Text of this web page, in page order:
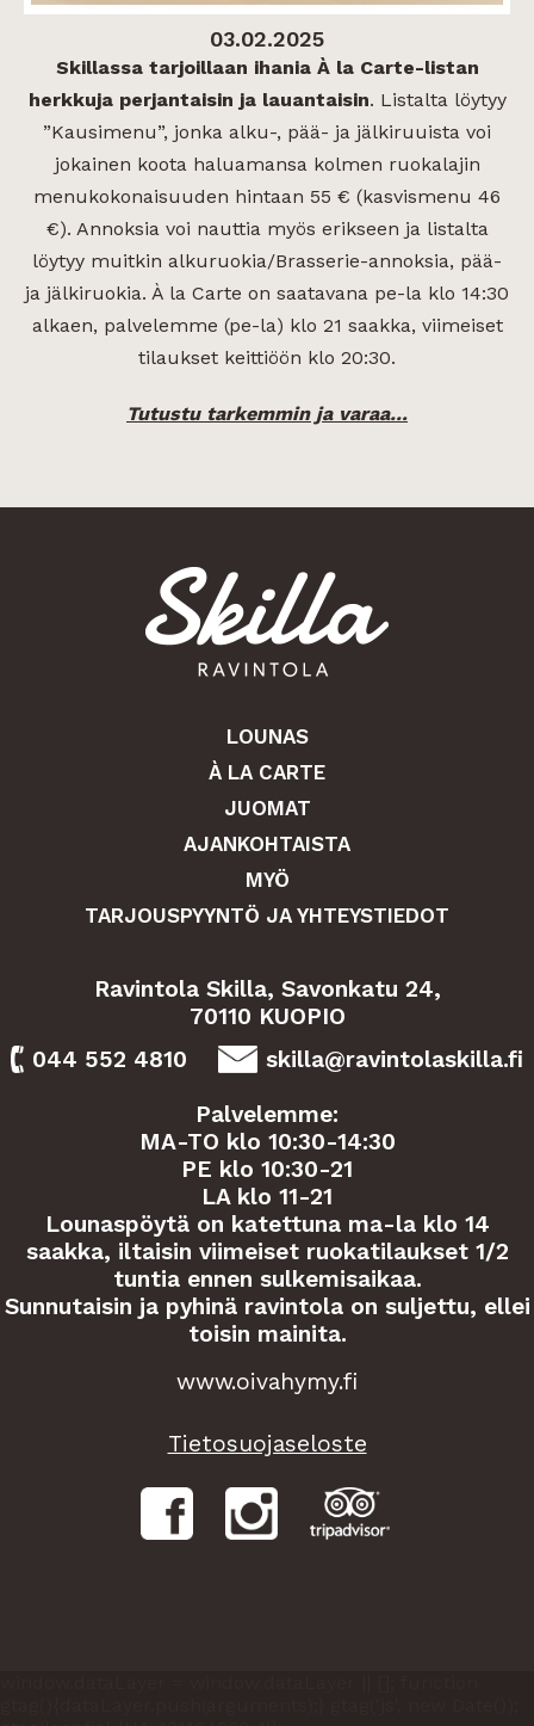
03.02.2025
Skillassa tarjoillaan ihania À la Carte-listan
herkkuja perjantaisin ja lauantaisin. Listalta löytyy
”Kausimenu”, jonka alku-, pää- ja jälkiruuista voi
jokainen koota haluamansa kolmen ruokalajin
menukokonaisuuden hintaan 55 € (kasvismenu 46
€). Annoksia voi nauttia myös erikseen ja listalta
löytyy muitkin alkuruokia/Brasserie-annoksia, pää-
ja jälkiruokia. À la Carte on saatavana pe-la klo 14:30
alkaen, palvelemme (pe-la) klo 21 saakka, viimeiset
tilaukset keittiöön klo 20:30.
Tutustu tarkemmin ja varaa…
LOUNAS
À LA CARTE
JUOMAT
AJANKOHTAISTA
MYÖ
TARJOUSPYYNTÖ JA YHTEYSTIEDOT
Ravintola Skilla, Savonkatu 24,
70110 KUOPIO
044 552 4810
skilla@ravintolaskilla.fi
Palvelemme:
MA-TO klo 10:30-14:30
PE klo 10:30-21
LA klo 11-21
Lounaspöytä on katettuna ma-la klo 14
saakka, iltaisin viimeiset ruokatilaukset 1/2
tuntia ennen sulkemisaikaa.
Sunnutaisin ja pyhinä ravintola on suljettu, ellei
toisin mainita.
www.oivahymy.fi
Tietosuojaseloste